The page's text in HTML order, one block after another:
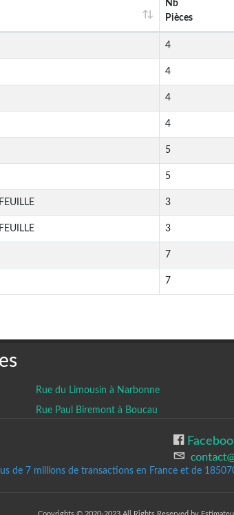
Nb
Pièces
4
4
4
4
5
5
3
3
7
7
Rue du Limousin à Narbonne
Rue Paul Biremont à Boucau
de 7 millions de transactions en France et de